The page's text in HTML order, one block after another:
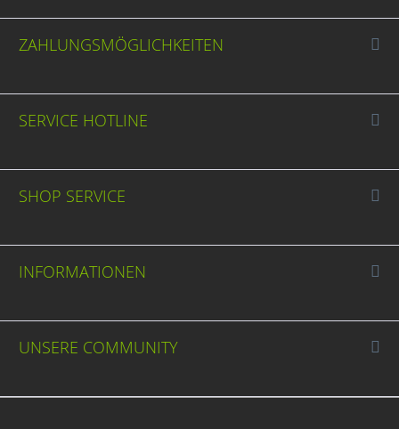
ZAHLUNGSMÖGLICHKEITEN
SERVICE HOTLINE
SHOP SERVICE
INFORMATIONEN
UNSERE COMMUNITY